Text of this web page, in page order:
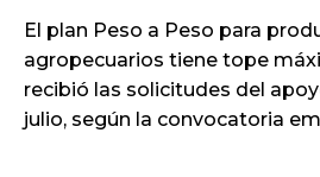
El plan Peso a Peso para
agropecuarios tiene tope
recibió las solicitudes del
julio, según la convocatoria